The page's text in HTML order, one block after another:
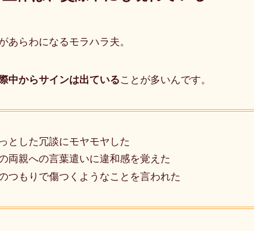
あらわになるモラハラ夫。
中からサインは出ていることが多いんです。
とした冗談にモヤモヤした
両親への言葉遣いに違和感を覚えた
つもりで傷つくようなことを言われた